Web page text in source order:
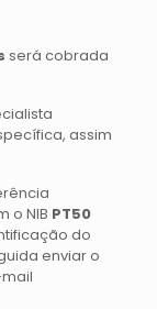
será cobrada
assim
o NIB PT50
do
enviar o